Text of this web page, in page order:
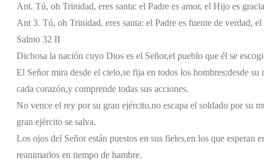
Ant. Tú, oh Trinidad, eres santa: el Padre es amor, el Hijo es
Ant 3. Tú, oh Trinidad, eres santa: el Padre es fuente de verdad,
Salmo 32 II
Dichosa la nación cuyo Dios es el Señor,el pueblo que él se
El Señor mira desde el cielo,se fija en todos los hombres;desde su
cada corazón,y comprende todas sus acciones.
No vence el rey por su gran ejército,no escapa el soldado por su
gran ejército se salva.
Los ojos del Señor están puestos en sus fieles,en los que esperan
reanimarlos en tiempo de hambre.